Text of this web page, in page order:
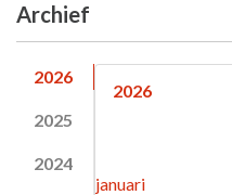
Archief
2026
2025
2024
2026
januari